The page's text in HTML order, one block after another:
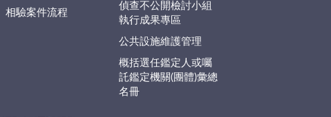
相驗案件流程
偵查不公開檢討小組
執行成果專區
公共設施維護管理
概括選任鑑定人或囑
託鑑定機關(團體)彙總
名冊